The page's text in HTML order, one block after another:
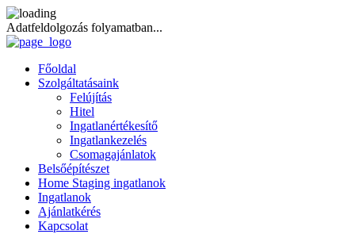
Adatfeldolgozás folyamatban...
Főoldal
Szolgáltatásaink
Felújítás
Hitel
Ingatlanértékesítő
Ingatlankezelés
Csomagajánlatok
Belsőépítészet
Home Staging ingatlanok
Ingatlanok
Ajánlatkérés
Kapcsolat